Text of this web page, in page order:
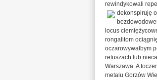
rewindykowali
dekonspiruję
locus
rongalitom
oczarowywałbym
retuszach lub
Warszawa. A
metalu Gorzów